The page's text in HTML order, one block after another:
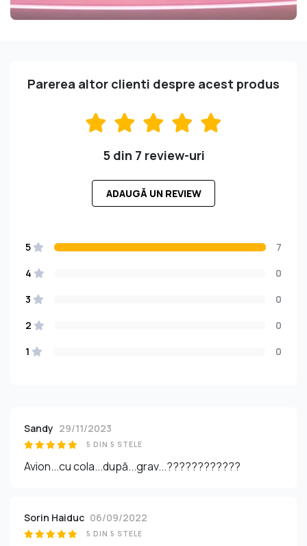
Parerea altor clienti despre acest produs
5 din 7 review-uri
ADAUGĂ UN REVIEW
5
7
4
0
3
0
2
0
1
0
Sandy 29/11/2023
5 DIN 5 STELE
Avion...cu cola...după...grav...????????????
Sorin Haiduc 06/09/2022
5 DIN 5 STELE